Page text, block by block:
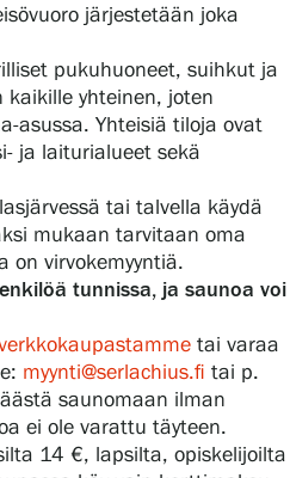
järjestetään joka
pukuhuoneet, suihkut ja
kaikille yhteinen, joten
asussa. Yhteisiä tiloja ovat
ja laiturialueet sekä
tai talvella käydä
mukaan tarvitaan oma
on virvokemyyntiä.
tunnissa, ja saunoa voi
tai varaa
myynti@serlachius.fi tai p.
saunomaan ilman
ei ole varattu täyteen.
14 €, lapsilta, opiskelijoilta